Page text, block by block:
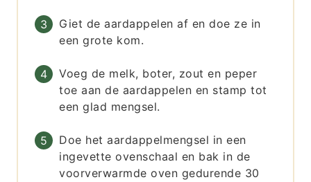
Giet de aardappelen af en doe ze in
een grote kom.
Voeg de melk, boter, zout en peper
toe aan de aardappelen en stamp tot
een glad mengsel.
Doe het aardappelmengsel in een
ingevette ovenschaal en bak in de
voorverwarmde oven gedurende 30